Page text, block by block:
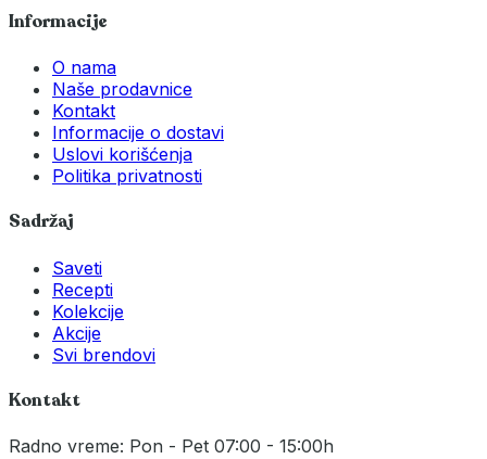
Informacije
O nama
Naše prodavnice
Kontakt
Informacije o dostavi
Uslovi korišćenja
Politika privatnosti
Sadržaj
Saveti
Recepti
Kolekcije
Akcije
Svi brendovi
Kontakt
Radno vreme: Pon - Pet 07:00 - 15:00h